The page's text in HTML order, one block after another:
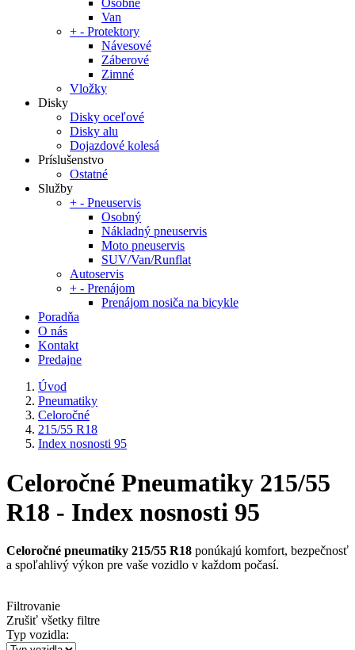
Osobné
Van
+ - Protektory
Návesové
Záberové
Zimné
Vložky
Disky
Disky oceľové
Disky alu
Dojazdové kolesá
Príslušenstvo
Ostatné
Služby
+ - Pneuservis
Osobný
Nákladný pneuservis
Moto pneuservis
SUV/Van/Runflat
Autoservis
+ - Prenájom
Prenájom nosiča na bicykle
Poradňa
O nás
Kontakt
Predajne
Úvod
Pneumatiky
Celoročné
215/55 R18
Index nosnosti 95
Celoročné Pneumatiky 215/55
R18 - Index nosnosti 95
Celoročné pneumatiky 215/55 R18 ponúkajú komfort, bezpečnosť
a spoľahlivý výkon pre vaše vozidlo v každom počasí.
Filtrovanie
Zrušiť všetky filtre
Typ vozidla: